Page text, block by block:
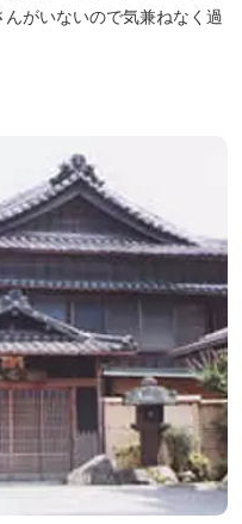
がいないので気兼ねなく過